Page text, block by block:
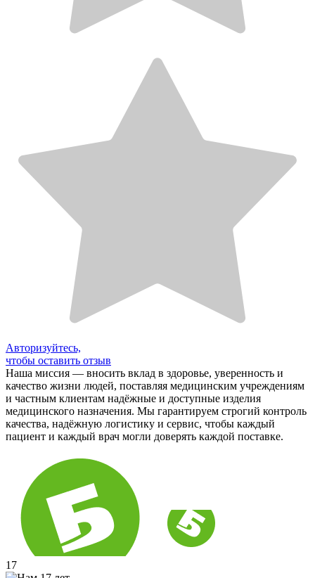
Авторизуйтесь,
чтобы оставить отзыв
Наша миссия — вносить вклад в здоровье, уверенность и
качество жизни людей, поставляя медицинским учреждениям
и частным клиентам надёжные и доступные изделия
медицинского назначения. Мы гарантируем строгий контроль
качества, надёжную логистику и сервис, чтобы каждый
пациент и каждый врач могли доверять каждой поставке.
17